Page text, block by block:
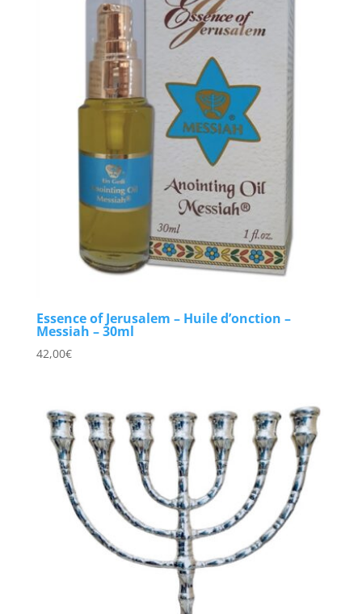
Essence of Jerusalem – Huile d’onction –
Messiah – 30ml
42,00€